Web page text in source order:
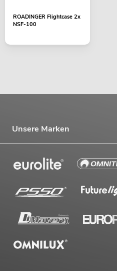
ROADINGER Flightcase 2x
NSF-100
Unsere Marken